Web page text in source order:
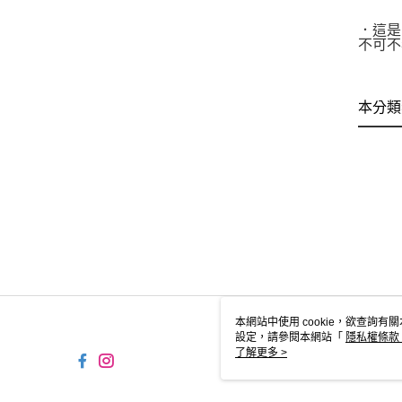
．這
不可
本分
本網站中使用 cookie，欲查詢有
設定，請參閱本網站「 隱私權條款
使用 cookie。
了解更多 >